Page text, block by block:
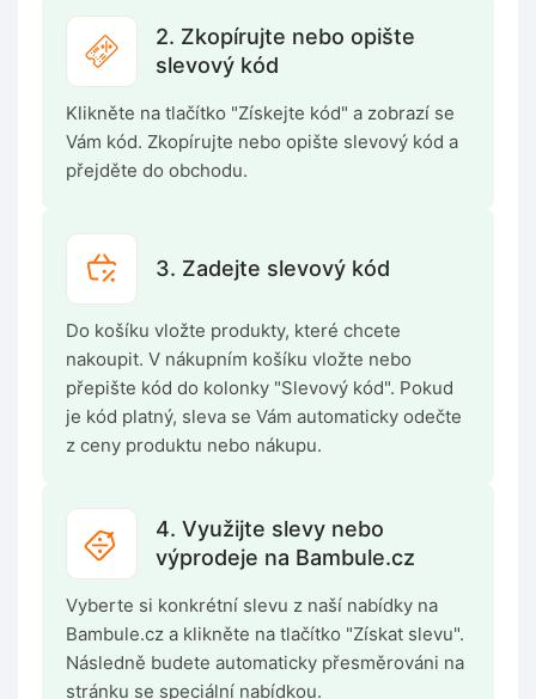
2. Zkopírujte nebo opište
slevový kód
Klikněte na tlačítko "Získejte kód" a zobrazí se
Vám kód. Zkopírujte nebo opište slevový kód a
přejděte do obchodu.
3. Zadejte slevový kód
Do košíku vložte produkty, které chcete
nakoupit. V nákupním košíku vložte nebo
přepište kód do kolonky "Slevový kód". Pokud
je kód platný, sleva se Vám automaticky odečte
z ceny produktu nebo nákupu.
4. Využijte slevy nebo
výprodeje na Bambule.cz
Vyberte si konkrétní slevu z naší nabídky na
Bambule.cz a klikněte na tlačítko "Získat slevu".
Následně budete automaticky přesměrováni na
stránku se speciální nabídkou.